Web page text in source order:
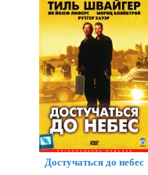
Достучаться до небес